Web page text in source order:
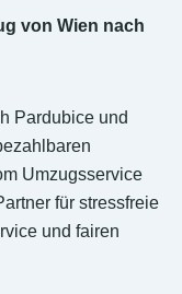
von Wien nach
Pardubice und
Umzugsservice
für stressfreie
und fairen